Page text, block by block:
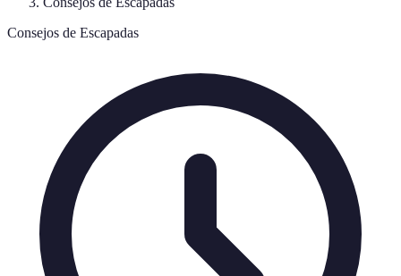
Consejos de Escapadas